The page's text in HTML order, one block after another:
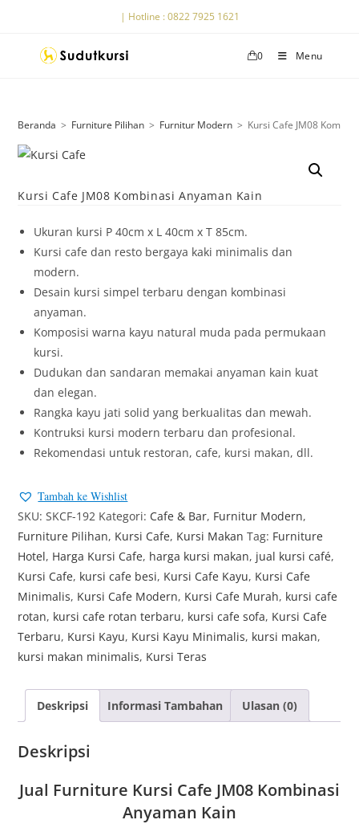
| Hotline : 0822 7925 1621
0 Menu
Beranda > Furniture Pilihan > Furnitur Modern > Kursi Cafe JM08
Kursi Cafe JM08 Kombinasi Anyaman Kain
Ukuran kursi P 40cm x L 40cm x T 85cm.
Kursi cafe dan resto bergaya kaki minimalis dan
modern.
Desain kursi simpel terbaru dengan kombinasi
anyaman.
Komposisi warna kayu natural muda pada permukaan
kursi.
Dudukan dan sandaran memakai anyaman kain kuat
dan elegan.
Rangka kayu jati solid yang berkualitas dan mewah.
Kontruksi kursi modern terbaru dan profesional.
Rekomendasi untuk restoran, cafe, kursi makan, dll.
Tambah ke Wishlist
SKU:SKCF-192 Kategori: Cafe & Bar, Furnitur Modern,
Furniture Pilihan, Kursi Cafe, Kursi Makan Tag: Furniture
Hotel, Harga Kursi Cafe, harga kursi makan, jual kursi café,
Kursi Cafe, kursi cafe besi, Kursi Cafe Kayu, Kursi Cafe
Minimalis, Kursi Cafe Modern, Kursi Cafe Murah, kursi cafe
rotan, kursi cafe rotan terbaru, kursi cafe sofa, Kursi Cafe
Terbaru, Kursi Kayu, Kursi Kayu Minimalis, kursi makan,
kursi makan minimalis, Kursi Teras
Deskripsi Informasi Tambahan Ulasan (0)
Deskripsi
Jual Furniture Kursi Cafe JM08 Kombinasi
Anyaman Kain